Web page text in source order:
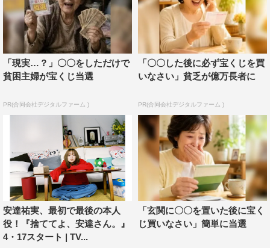
海、早織、じろう（シソンヌ）、徳永えり、戸塚純貴、松
本まりか、YOU、渡辺大知（五十音順）が、演じるモノ
をイメージした髪形や服装に身を包んだ劇中写真。それぞ
れが何のモノを演じているのかは放送直前に発表される。
■臼田あさ美
信頼している大九組で演じることができて、とても楽しか
ったです。安達さんの魅力たっぷり詰まった、クスリと笑
えて、ふと自分に返ってきて思いをめぐらせるような作品
だと思います。ぜひたくさんの方に見ていただきたいで
す！
■梶原ひかり
安達祐実さんが、安達祐実さんとして主演するドラマに参
「現実…？」〇〇をしただけで
貧困主婦が宝くじ当選
PR(合同会社デジタルファーム )
「〇〇した後に必ず宝くじを買
いなさい」貧乏が億万長者に
PR(合同会社デジタルファーム )
安達祐実、最初で最後の本人
役！『捨ててよ、安達さん。』
4・17スタート | TV...
「玄関に〇〇を置いた後に宝く
じ買いなさい」簡単に当選